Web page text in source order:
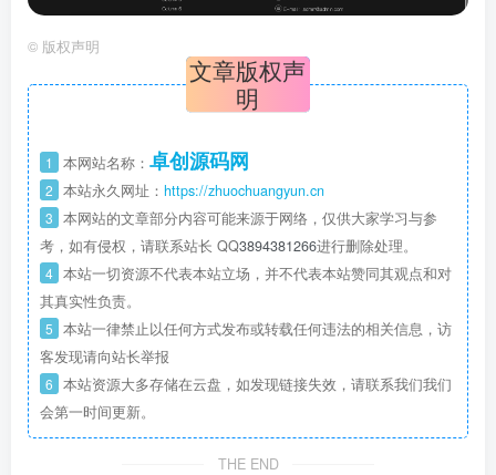
© 版权声明
文章版权声
明
1 本网站名称： 卓创源码网
2 本站永久网址： https://zhuochuangyun.cn
3 本网站的文章部分内容可能来源于网络，仅供大家学习与参
考，如有侵权，请联系站长 QQ3894381266进行删除处理。
4 本站一切资源不代表本站立场，并不代表本站赞同其观点和对
其真实性负责。
5 本站一律禁止以任何方式发布或转载任何违法的相关信息，访
客发现请向站长举报
6 本站资源大多存储在云盘，如发现链接失效，请联系我们我们
会第一时间更新。
THE END